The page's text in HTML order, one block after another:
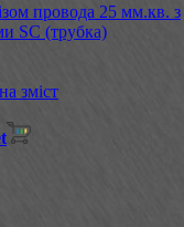
провода 25 мм.кв. з
SC (трубка)
зміст